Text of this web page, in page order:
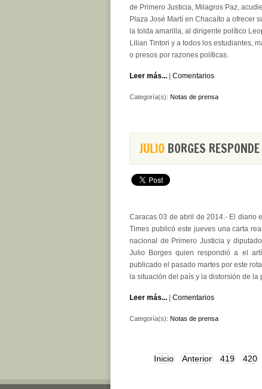
de Primero Justicia, Milagros Paz,
Plaza José Martí en Chacaíto a ofrecer
la tolda amarilla, al dirigente político
Lilian Tintori y a todos los estudiantes,
o presos por razones políticas.
Leer más... Comentarios
Categoría(s): Notas de prensa
JULIO BORGES
Caracas 03 de abril de 2014.- El diario
Times publicó este jueves una carta
nacional de Primero Justicia y
Julio Borges quien respondió a el
publicado el pasado martes por este
la situación del país y la distorsión de la
Leer más... Comentarios
Categoría(s): Notas de prensa
Inicio Anterior 419 420